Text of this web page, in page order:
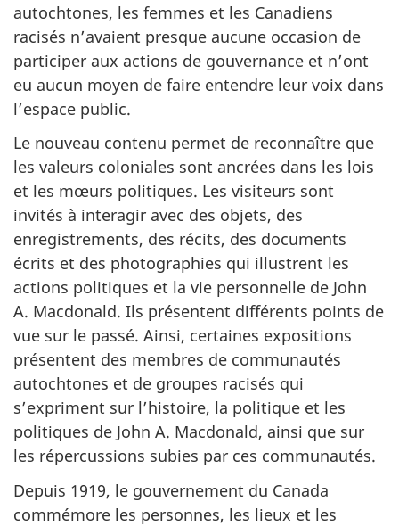
autochtones, les femmes et les Canadiens
racisés n’avaient presque aucune occasion de
participer aux actions de gouvernance et n’ont
eu aucun moyen de faire entendre leur voix dans
l’espace public.
Le nouveau contenu permet de reconnaître que
les valeurs coloniales sont ancrées dans les lois
et les mœurs politiques. Les visiteurs sont
invités à interagir avec des objets, des
enregistrements, des récits, des documents
écrits et des photographies qui illustrent les
actions politiques et la vie personnelle de John
A. Macdonald. Ils présentent différents points de
vue sur le passé. Ainsi, certaines expositions
présentent des membres de communautés
autochtones et de groupes racisés qui
s’expriment sur l’histoire, la politique et les
politiques de John A. Macdonald, ainsi que sur
les répercussions subies par ces communautés.
Depuis 1919, le gouvernement du Canada
commémore les personnes, les lieux et les